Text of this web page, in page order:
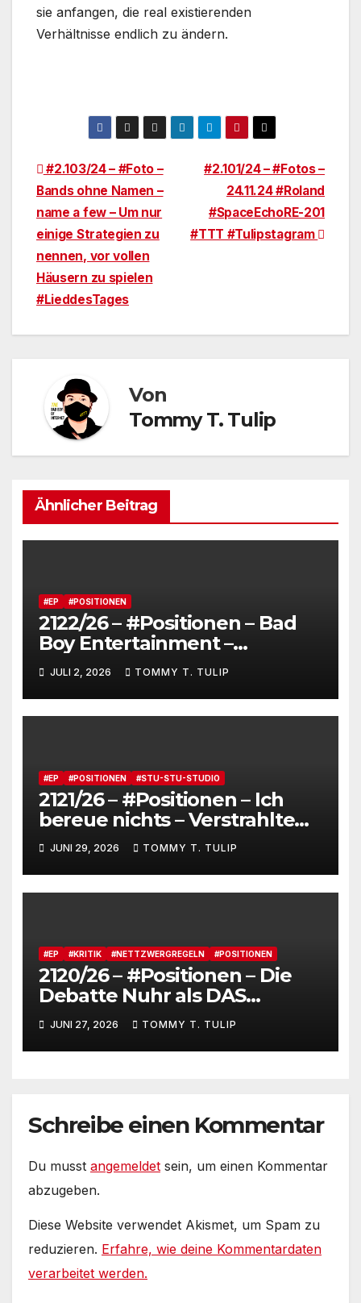
sie anfangen, die real existierenden
Verhältnisse endlich zu ändern.
Beitragsnavigation
#2.101/24 – #Fotos –
24.11.24 #Roland
#SpaceEchoRE-201
#TTT #Tulipstagram
#2.103/24 – #Foto –
Bands ohne Namen –
name a few – Um nur
einige Strategien zu
nennen, vor vollen
Häusern zu spielen
#LieddesTages
Von
Tommy T. Tulip
Ähnlicher Beitrag
#EP #POSITIONEN
2122/26 – #Positionen – Bad
Boy Entertainment –
Fensterstürze, ungeheurer
Reichtum,
dienstverpflichtete
Claqueure und soziale
JULI 2, 2026 TOMMY T. TULIP
#EP #POSITIONEN #STU-STU-STUDIO
2121/26 – #Positionen – Ich
bereue nichts – Verstrahlte
Menschen, verstrahlte
Kommentare, verstrahltes
Gesamterlebnis auf Social
media
JUNI 29, 2026 TOMMY T. TULIP
#EP #KRITIK #NETTZWERGREGELN #POSITIONEN
2120/26 – #Positionen – Die
Debatte Nuhr als DAS
Shitbürgerthema des
Internets – 36° Grad, es wird
noch heißer #Tageslied
JUNI 27, 2026 TOMMY T. TULIP
Schreibe einen Kommentar
Du musst angemeldet sein, um einen Kommentar
abzugeben.
Diese Website verwendet Akismet, um Spam zu
reduzieren. Erfahre, wie deine Kommentardaten
verarbeitet werden.